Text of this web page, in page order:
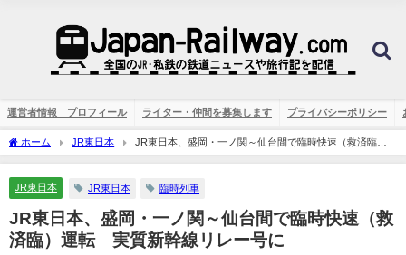
運営者情報 プロフィール ライター・仲間を募集します プライバシーポリシー
ホーム JR東日本
JR東日本、盛岡・一ノ関～仙台間で臨時快速（救済臨）
運転 実質新幹線リレー号に
JR東日本 JR東日本 臨時列車
JR東日本、盛岡・一ノ関～仙台間で臨時快速（救
済臨）運転 実質新幹線リレー号に